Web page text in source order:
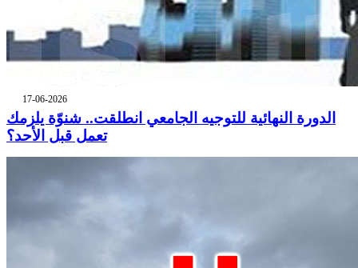
17-06-2026
الدورة النهائية للتوجيه الجامعي انطلقت.. شنوّة يلزمك
تعمل قبل الأحد؟